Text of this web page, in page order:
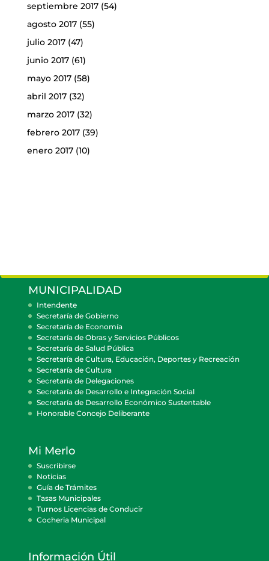
septiembre 2017(54)
agosto 2017(55)
julio 2017(47)
junio 2017(61)
mayo 2017(58)
abril 2017(32)
marzo 2017(32)
febrero 2017(39)
enero 2017(10)
MUNICIPALIDAD
Intendente
Secretaría de Gobierno
Secretaría de Economía
Secretaría de Obras y Servicios Públicos
Secretaría de Salud Pública
Secretaría de Cultura, Educación, Deportes y Recreación
Secretaría de Cultura
Secretaría de Delegaciones
Secretaría de Desarrollo e Integración Social
Secretaría de Desarrollo Económico Sustentable
Honorable Concejo Deliberante
Mi Merlo
Suscribirse
Noticias
Guía de Trámites
Tasas Municipales
Turnos Licencias de Conducir
Cocheria Municipal
Información Útil